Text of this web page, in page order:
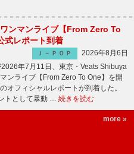
ンマンライブ【From Zero To
式レポート到着
Ｊ－ＰＯＰ
2026年8月6日
年7月11日、東京・Veats Shibuya
ンライブ【From Zero To One】を開
オフィシャルレポートが到着した。
トとして暴動 … 続きを読む
more »